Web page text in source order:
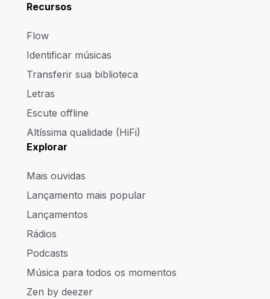
Recursos
Flow
Identificar músicas
Transferir sua biblioteca
Letras
Escute offline
Altíssima qualidade (HiFi)
Explorar
Mais ouvidas
Lançamento mais popular
Lançamentos
Rádios
Podcasts
Música para todos os momentos
Zen by deezer